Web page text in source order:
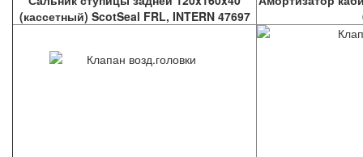
(кассетный) ScotSeal FRL, INTERN 47697